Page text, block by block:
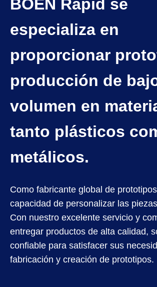
BOEN Rapid se
especializa en
proporcionar
producción de
volumen en
tanto plásticos
metálicos.
Como fabricante global de
capacidad de personalizar las
Con nuestro excelente servicio y
entregar productos de alta calidad,
confiable para satisfacer sus
fabricación y creación de prototipos.